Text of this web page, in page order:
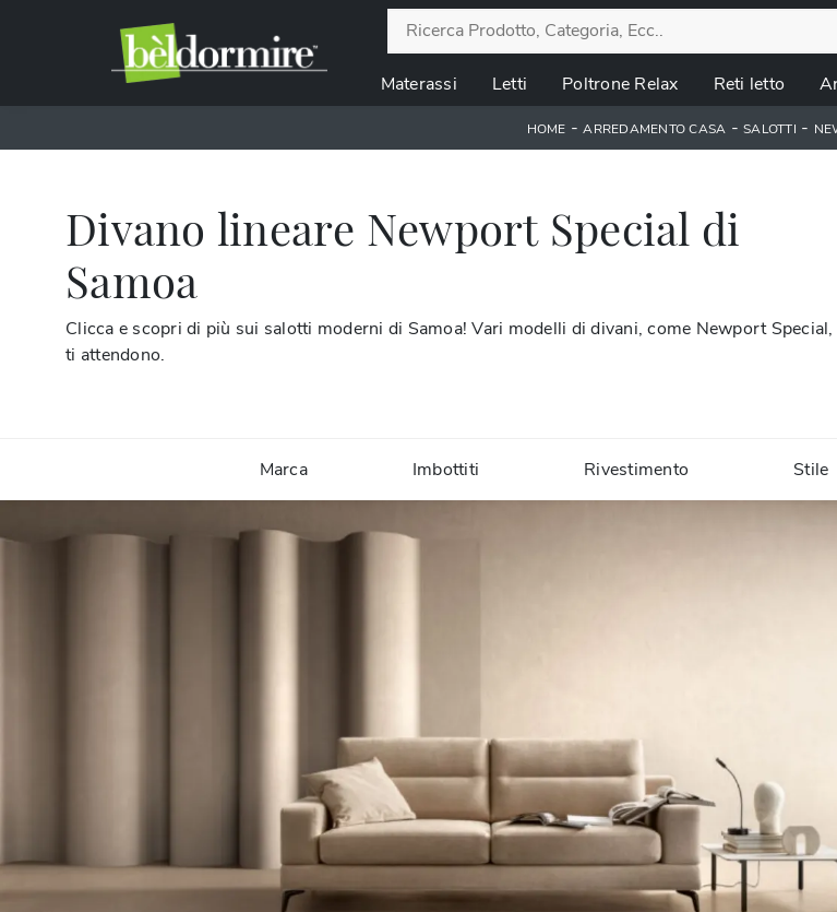
Materassi Letti Poltrone Relax Reti letto
HOME -ARREDAMENTO CASA -SALOTTI -
Divano lineare Newport Special di
Samoa
Clicca e scopri di più sui salotti moderni di Samoa! Vari modelli di divani, come Newport Special,
ti attendono.
Marca Imbottiti Rivestimento Stile